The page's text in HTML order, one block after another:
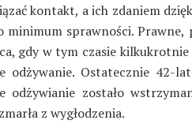
kontakt, a ich zdaniem
minimum sprawności.
gdy w tym czasie
odżywanie. Ostatecznie 42-
odżywianie zostało
z wygłodzenia.